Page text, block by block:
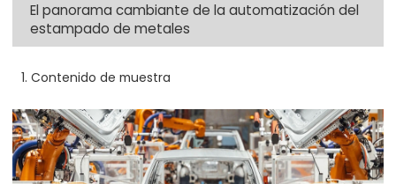
El panorama cambiante de la automatización del
estampado de metales
1. Contenido de muestra